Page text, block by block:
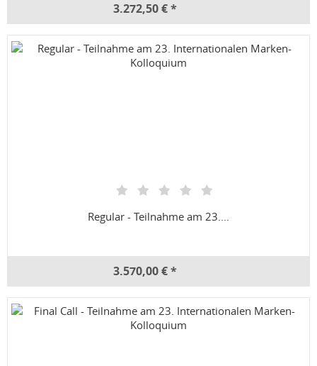
3.272,50 € *
Regular - Teilnahme am 23....
3.570,00 € *